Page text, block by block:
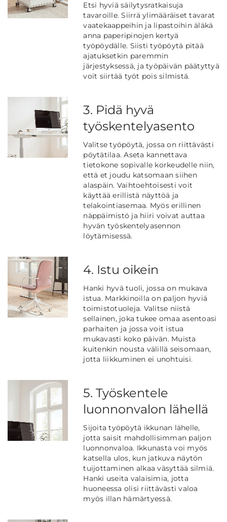
Etsi hyviä säilytysratkaisuja
tavaroille. Siirrä ylimääräiset tavarat
vaatekaappeihin ja lipastoihin äläkä
anna paperipinojen kertyä
työpöydälle. Siisti työpöytä pitää
ajatuksetkin paremmin
järjestyksessä, ja työpäivän päätyttyä
voit siirtää työt pois silmistä.
3. Pidä hyvä
työskentelyasento
Valitse työpöytä, jossa on riittävästi
pöytätilaa. Aseta kannettava
tietokone sopivalle korkeudelle niin,
että et joudu katsomaan siihen
alaspäin. Vaihtoehtoisesti voit
käyttää erillistä näyttöä ja
telakointiasemaa. Myös erillinen
näppäimistö ja hiiri voivat auttaa
hyvän työskentelyasennon
löytämisessä.
4. Istu oikein
Hanki hyvä tuoli, jossa on mukava
istua. Markkinoilla on paljon hyviä
toimistotuoleja. Valitse niistä
sellainen, joka tukee omaa asentoasi
parhaiten ja jossa voit istua
mukavasti koko päivän. Muista
kuitenkin nousta välillä seisomaan,
jotta liikkuminen ei unohtuisi.
5. Työskentele
luonnonvalon lähellä
Sijoita työpöytä ikkunan lähelle,
jotta saisit mahdollisimman paljon
luonnonvaloa. Ikkunasta voi myös
katsella ulos, kun jatkuva näytön
tuijottaminen alkaa väsyttää silmiä.
Hanki useita valaisimia, jotta
huoneessa olisi riittävästi valoa
myös illan hämärtyessä.